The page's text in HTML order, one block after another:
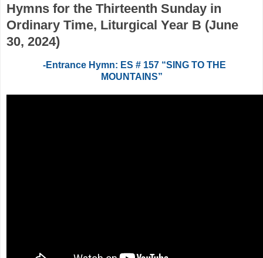
Hymns for the Thirteenth Sunday in
Ordinary Time, Liturgical Year B (June
30, 2024)
-Entrance Hymn: ES # 157 “SING TO THE
MOUNTAINS”